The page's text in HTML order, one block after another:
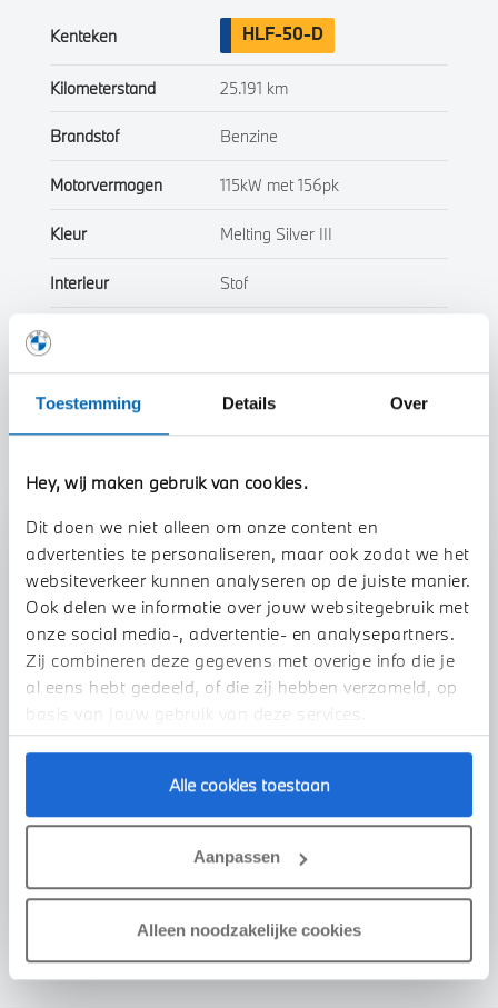
Toestemming Details Over
Hey, wij maken gebruik van cookies.
Dit doen we niet alleen om onze content en
advertenties te personaliseren, maar ook zodat we het
websiteverkeer kunnen analyseren op de juiste manier.
Ook delen we informatie over jouw websitegebruik met
onze social media-, advertentie- en analysepartners.
Zij combineren deze gegevens met overige info die je
al eens hebt gedeeld, of die zij hebben verzameld, op
basis van jouw gebruik van deze services.
Alle cookies toestaan
Aanpassen
Alleen noodzakelijke cookies
Stap 1 van 3
Uw auto inruilen?
Voorstel aanvragen
U vertelt meer over uw auto
We verrekenen de waarde van uw auto
Kenteken HLF-50-D
Kilometerstand 25.191 km
Brandstof Benzine
Motorvermogen 115kW met 156pk
Kleur Melting Silver III
Interieur Stof
Toon alle eigenschappen